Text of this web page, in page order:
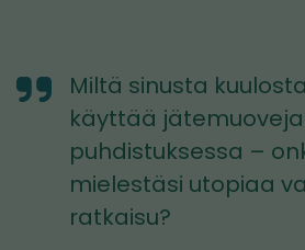
Miltä sinusta
käyttää
puhdistuksessa –
mielestäsi utopiaa
ratkaisu?